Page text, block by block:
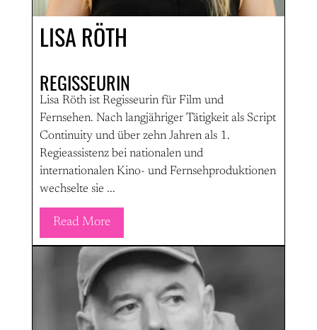
LISA RÖTH
REGISSEURIN
Lisa Röth ist Regisseurin für Film und
Fernsehen. Nach langjähriger Tätigkeit als Script
Continuity und über zehn Jahren als 1.
Regieassistenz bei nationalen und
internationalen Kino- und Fernsehproduktionen
wechselte sie ...
Read More